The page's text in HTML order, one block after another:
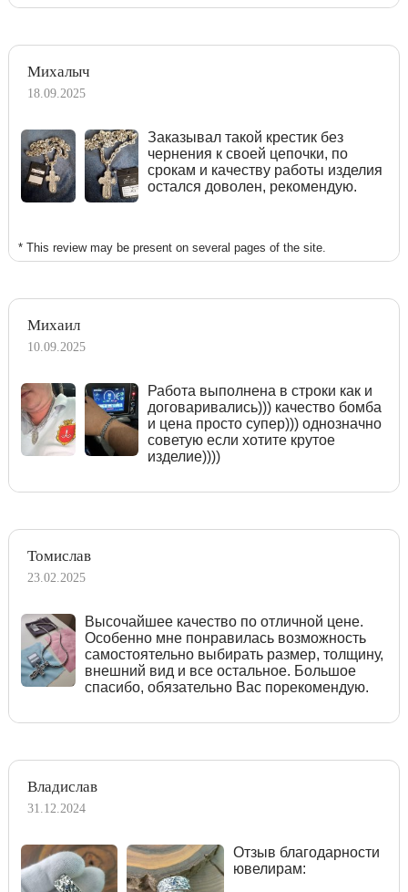
Михалыч
18.09.2025
Заказывал такой крестик без
чернения к своей цепочки, по
срокам и качеству работы изделия
остался доволен, рекомендую.
* This review may be present on several pages of the site.
Михаил
10.09.2025
Работа выполнена в строки как и
договаривались))) качество бомба
и цена просто супер))) однозначно
советую если хотите крутое
изделие))))
Томислав
23.02.2025
Высочайшее качество по отличной цене.
Особенно мне понравилась возможность
самостоятельно выбирать размер, толщину,
внешний вид и все остальное. Большое
спасибо, обязательно Вас порекомендую.
Владислав
31.12.2024
Отзыв благодарности
ювелирам: